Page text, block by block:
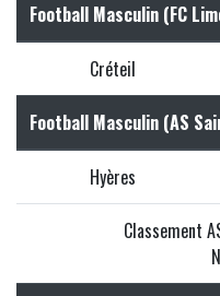
Football Masculin (FC
Créteil
Football Masculin (AS
Hyères
Classement